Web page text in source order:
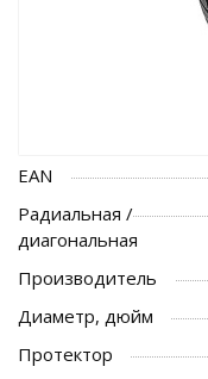
EAN
Радиальная /
диагональная
Производитель
Диаметр, дюйм
Протектор